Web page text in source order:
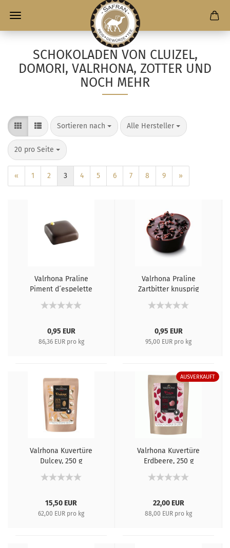
SCHOKOLADEN VON CLUIZEL,
DOMORI, VALRHONA, ZOTTER UND
NOCH MEHR
Sortieren nach Alle Hersteller
20 pro Seite
« 1 2 3 4 5 6 7 8 9 »
Valrhona Praline
Piment d´espelette
0,95 EUR
86,36 EUR pro kg
Valrhona Praline
Zartbitter knusprig
0,95 EUR
95,00 EUR pro kg
Valrhona Kuvertüre
Dulcey, 250 g
15,50 EUR
62,00 EUR pro kg
AUSVERKAUFT
Valrhona Kuvertüre
Erdbeere, 250 g
22,00 EUR
88,00 EUR pro kg